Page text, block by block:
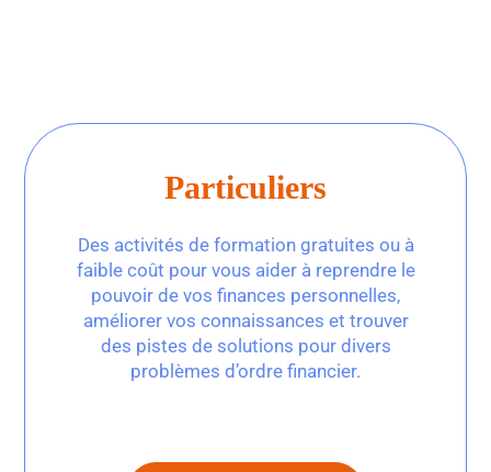
Particuliers
Des activités de formation gratuites ou à
faible coût pour vous aider à reprendre le
pouvoir de vos finances personnelles,
améliorer vos connaissances et trouver
des pistes de solutions pour divers
problèmes d’ordre financier.